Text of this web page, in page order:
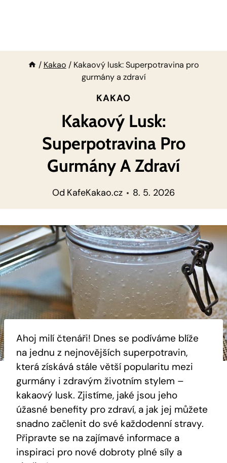
/ Kakao / Kakaový lusk: Superpotravina pro
gurmány a zdraví
KAKAO
Kakaový Lusk:
Superpotravina Pro
Gurmány A Zdraví
Od KafeKakao.cz 8. 5. 2026
Ahoj milí čtenáři! ‍Dnes se podíváme blíže
⁢na jednu z nejnovějších superpotravin,⁢
která získává stále‌ větší⁢ popularitu‌ mezi ​
gurmány i zdravým životním stylem –
kakaový lusk.⁤ Zjistíme, jaké jsou ‍jeho‍
úžasné benefity pro zdraví, a jak ‌jej můžete
snadno začlenit do své‍ každodenní stravy.
Připravte se na zajímavé informace a
inspiraci pro nové dobroty ⁤plné ‍síly⁤ a